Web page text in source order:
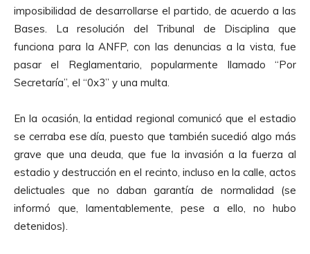
imposibilidad de desarrollarse el partido, de acuerdo a las
Bases. La resolución del Tribunal de Disciplina que
funciona para la ANFP, con las denuncias a la vista, fue
pasar el Reglamentario, popularmente llamado “Por
Secretaría”, el “0x3” y una multa.
En la ocasión, la entidad regional comunicó que el estadio
se cerraba ese día, puesto que también sucedió algo más
grave que una deuda, que fue la invasión a la fuerza al
estadio y destrucción en el recinto, incluso en la calle, actos
delictuales que no daban garantía de normalidad (se
informó que, lamentablemente, pese a ello, no hubo
detenidos).